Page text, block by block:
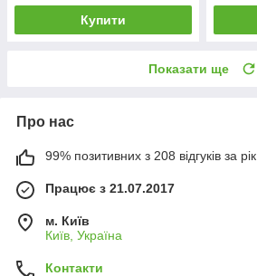
Купити
Показати ще
Про нас
99% позитивних з 208 відгуків за рік
Працює з 21.07.2017
м. Київ
Київ, Україна
Контакти